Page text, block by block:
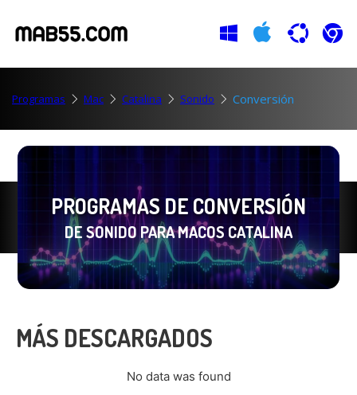
Programas Mac Catalina Sonido Conversión
PROGRAMAS DE CONVERSIÓN
DE SONIDO PARA MACOS CATALINA
MÁS DESCARGADOS
No data was found